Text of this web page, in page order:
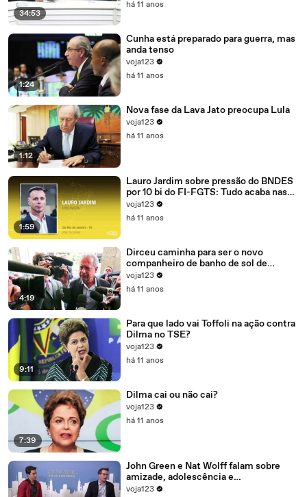
34:53
há 11 anos
1:24
Cunha está preparado para guerra, mas
anda tenso
voja123
há 11 anos
1:12
Nova fase da Lava Jato preocupa Lula
voja123
há 11 anos
1:59
Lauro Jardim sobre pressão do BNDES
por 10 bi do FI-FGTS: Tudo acaba nas
mãos de Cunha
voja123
há 11 anos
4:19
Dirceu caminha para ser o novo
companheiro de banho de sol de
Marcelo Odebrecht e Cia.
voja123
há 11 anos
9:11
Para que lado vai Toffoli na ação contra
Dilma no TSE?
voja123
há 11 anos
7:39
Dilma cai ou não cai?
voja123
há 11 anos
John Green e Nat Wolff falam sobre
amizade, adolescência e
amadurecimento
voja123